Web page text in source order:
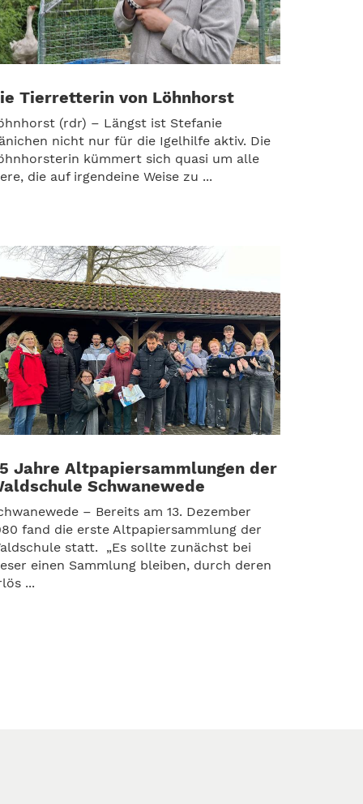
Tierretterin von Löhnhorst
(rdr) – Längst ist Stefanie
nicht nur für die Igelhilfe aktiv. Die
kümmert sich quasi um alle
die auf irgendeine Weise zu ...
Jahre Altpapiersammlungen der
Schwanewede
– Bereits am 13. Dezember
fand die erste Altpapiersammlung der
statt. „Es sollte zunächst bei
einen Sammlung bleiben, durch deren
...